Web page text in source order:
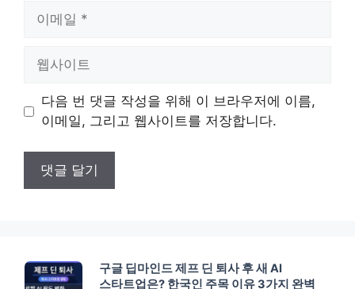
트
다음 번 댓글 작성을 위해 이 브라우저에 이름,
이메일, 그리고 웹사이트를 저장합니다.
구글 딥마인드 제프 딘 퇴사 후 새 AI
스타트업은? 한국인 주목 이유 3가지 완벽